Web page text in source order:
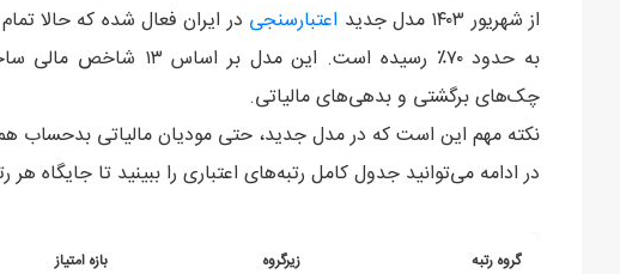
از شهریور ۱۴۰۳ مدل جدید
اعتبارسنجی
به حدود ۷۰٪ رسیده است.
چک‌های برگشتی و بدهی‌های مالیاتی.
نکته مهم این است که در مدل جدید، حتی مودیان مالیاتی بدحساب
در ادامه می‌توانید جدول کامل رتبه‌های اعتباری را ببینید تا جایگاه هر
گروه رتبه زیرگروه بازه امتیاز